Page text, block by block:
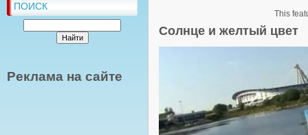
ПОИСК
Реклама на сайте
Солнце и желтый цвет
This